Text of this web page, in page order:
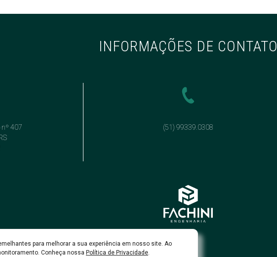
para melhorar a sua experiência em nosso site. Ao
Conheça nossa Política de Privacidade.
INFORMAÇÕES DE CONTATO
nº 407
(51) 99339.0308